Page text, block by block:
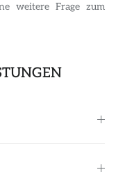
weitere Frage zum